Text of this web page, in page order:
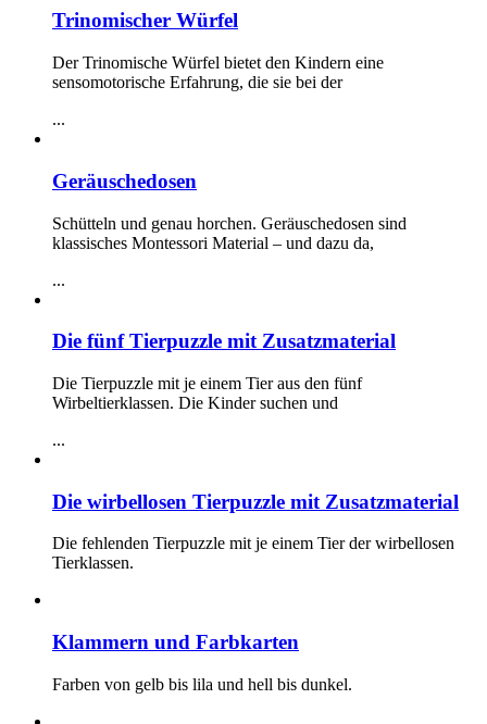
Trinomischer Würfel
Der Trinomische Würfel bietet den Kindern eine
sensomotorische Erfahrung, die sie bei der
...
Geräuschedosen
Schütteln und genau horchen. Geräuschedosen sind
klassisches Montessori Material – und dazu da,
...
Die fünf Tierpuzzle mit Zusatzmaterial
Die Tierpuzzle mit je einem Tier aus den fünf
Wirbeltierklassen. Die Kinder suchen und
...
Die wirbellosen Tierpuzzle mit Zusatzmaterial
Die fehlenden Tierpuzzle mit je einem Tier der wirbellosen
Tierklassen.
Klammern und Farbkarten
Farben von gelb bis lila und hell bis dunkel.